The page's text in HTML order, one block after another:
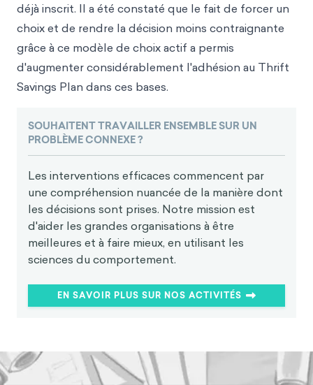
déjà inscrit. Il a été constaté que le fait de forcer un
choix et de rendre la décision moins contraignante
grâce à ce modèle de choix actif a permis
d'augmenter considérablement l'adhésion au Thrift
Savings Plan dans ces bases.
SOUHAITENT TRAVAILLER ENSEMBLE SUR UN
PROBLÈME CONNEXE ?
Les interventions efficaces commencent par
une compréhension nuancée de la manière dont
les décisions sont prises. Notre mission est
d'aider les grandes organisations à être
meilleures et à faire mieux, en utilisant les
sciences du comportement.
EN SAVOIR PLUS SUR NOS ACTIVITÉS